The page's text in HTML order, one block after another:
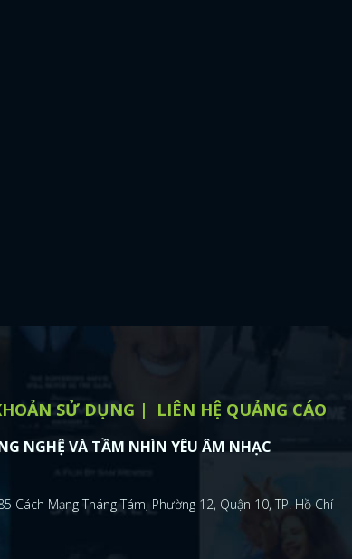
SỬ DỤNG LIÊN HỆ QUẢNG CÁO
NGHỆ VÀ TẦM NHÌN YÊU ÂM NHẠC
Cách Mạng Tháng Tám, Phường 12, Quận 10, TP. Hồ Chí